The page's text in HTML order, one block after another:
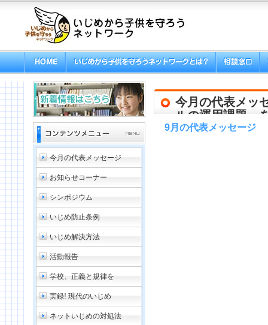
今月の代表メッセージ
お知らせコーナー
シンポジウム
いじめ防止条例
いじめ解決方法
活動報告
学校、正義と規律を
実録! 現代のいじめ
ネットいじめの対処法
今月の代表メッ
ルの運用課題」
9月の代表メッセージ